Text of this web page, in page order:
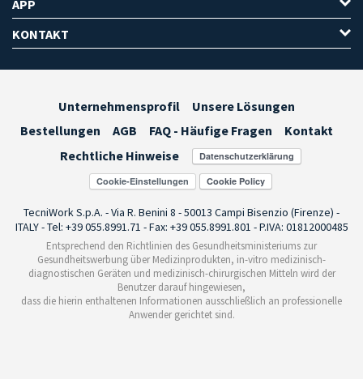
APP
KONTAKT
Unternehmensprofil
Unsere Lösungen
Bestellungen
AGB FAQ - Häufige Fragen
Kontakt
Rechtliche Hinweise
Cookie-Einstellungen
TecniWork S.p.A. - Via R. Benini 8 - 50013 Campi Bisenzio (Firenze) -
ITALY - Tel: +39 055.8991.71 - Fax: +39 055.8991.801 - P.IVA: 01812000485
Entsprechend den Richtlinien des Gesundheitsministeriums zur
Gesundheitswerbung über Medizinprodukten, in-vitro medizinisch-
diagnostischen Geräten und medizinisch-chirurgischen Mitteln wird der
Benutzer darauf hingewiesen,
dass die hierin enthaltenen Informationen ausschließlich an professionelle
Anwender gerichtet sind.